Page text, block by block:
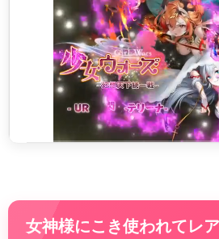
女神様にこき使われてレ